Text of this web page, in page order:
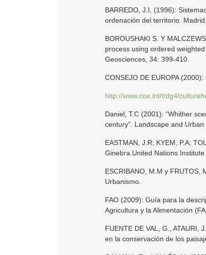
BARREDO, J.I. (1996):
ordenación del territorio.
BOROUSHAKI S. Y
process using ordered
Geosciences, 34: 399-410.
CONSEJO DE EUROPA
http://www.coe.int/t/dg4/
Daniel, T.C (2001): “Whither
century”. Landscape and
EASTMAN, J.R; KYEM, P.A;
Ginebra.United Nations
ESCRIBANO, M.M y FRUTOS,
Urbanismo.
FAO (2009): Guía para la
Agricultura y la Alimentación
FUENTE DE VAL, G., ATAURI,
en la conservación de los